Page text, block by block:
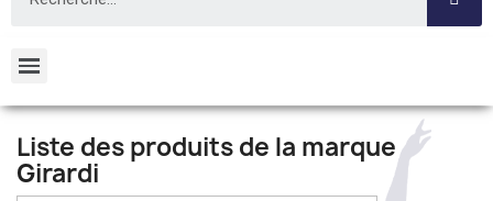
Liste des produits de la marque
Girardi